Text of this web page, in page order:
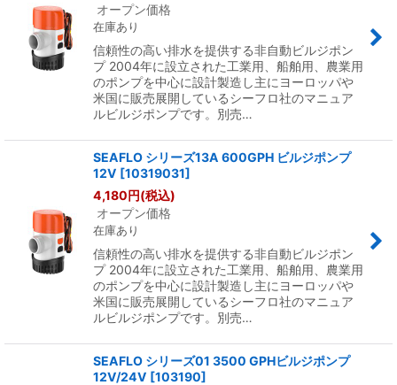
オープン価格
在庫あり
信頼性の高い排水を提供する非自動ビルジポン
プ 2004年に設立された工業用、船舶用、農業用
のポンプを中心に設計製造し主にヨーロッパや
米国に販売展開しているシーフロ社のマニュア
ルビルジポンプです。別売…
SEAFLO シリーズ13A 600GPH ビルジポンプ
12V [10319031]
4,180円(税込)
オープン価格
在庫あり
信頼性の高い排水を提供する非自動ビルジポン
プ 2004年に設立された工業用、船舶用、農業用
のポンプを中心に設計製造し主にヨーロッパや
米国に販売展開しているシーフロ社のマニュア
ルビルジポンプです。別売…
SEAFLO シリーズ01 3500 GPHビルジポンプ
12V/24V [103190]